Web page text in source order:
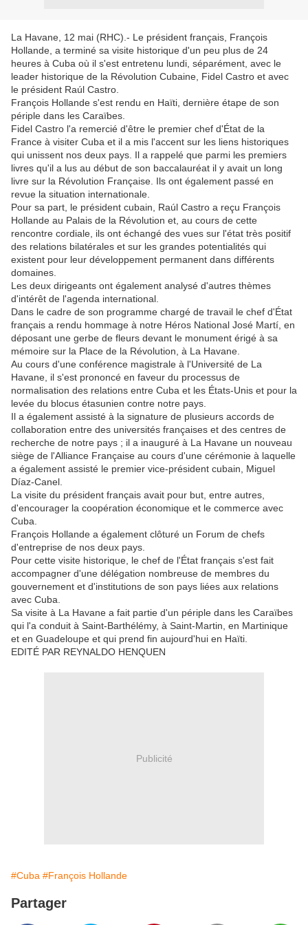
La Havane, 12 mai (RHC).- Le président français, François
Hollande, a terminé sa visite historique d'un peu plus de 24
heures à Cuba où il s'est entretenu lundi, séparément, avec le
leader historique de la Révolution Cubaine, Fidel Castro et avec
le président Raúl Castro.
François Hollande s'est rendu en Haïti, dernière étape de son
périple dans les Caraïbes.
Fidel Castro l'a remercié d'être le premier chef d'État de la
France à visiter Cuba et il a mis l'accent sur les liens historiques
qui unissent nos deux pays. Il a rappelé que parmi les premiers
livres qu'il a lus au début de son baccalauréat il y avait un long
livre sur la Révolution Française. Ils ont également passé en
revue la situation internationale.
Pour sa part, le président cubain, Raúl Castro a reçu François
Hollande au Palais de la Révolution et, au cours de cette
rencontre cordiale, ils ont échangé des vues sur l'état très positif
des relations bilatérales et sur les grandes potentialités qui
existent pour leur développement permanent dans différents
domaines.
Les deux dirigeants ont également analysé d'autres thèmes
d'intérêt de l'agenda international.
Dans le cadre de son programme chargé de travail le chef d'État
français a rendu hommage à notre Héros National José Martí, en
déposant une gerbe de fleurs devant le monument érigé à sa
mémoire sur la Place de la Révolution, à La Havane.
Au cours d'une conférence magistrale à l'Université de La
Havane, il s'est prononcé en faveur du processus de
normalisation des relations entre Cuba et les États-Unis et pour la
levée du blocus étasunien contre notre pays.
Il a également assisté à la signature de plusieurs accords de
collaboration entre des universités françaises et des centres de
recherche de notre pays ; il a inauguré à La Havane un nouveau
siège de l'Alliance Française au cours d'une cérémonie à laquelle
a également assisté le premier vice-président cubain, Miguel
Díaz-Canel.
La visite du président français avait pour but, entre autres,
d'encourager la coopération économique et le commerce avec
Cuba.
François Hollande a également clôturé un Forum de chefs
d'entreprise de nos deux pays.
Pour cette visite historique, le chef de l'État français s'est fait
accompagner d'une délégation nombreuse de membres du
gouvernement et d'institutions de son pays liées aux relations
avec Cuba.
Sa visite à La Havane a fait partie d'un périple dans les Caraïbes
qui l'a conduit à Saint-Barthélémy, à Saint-Martin, en Martinique
et en Guadeloupe et qui prend fin aujourd'hui en Haïti.
EDITÉ PAR REYNALDO HENQUEN
Publicité
#Cuba #François Hollande
Partager